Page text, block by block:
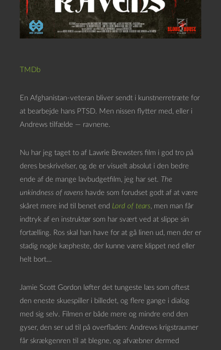
TMDb
En Afghanistan-veteran bliver sendt i kunstnerretræte for
at bearbejde hans PTSD. Men nissen flytter med, eller i
Andrews tilfælde — ravnene.
Nu har jeg taget to af Lawrie Brewsters film i god tro på
deres beskrivelser, og de er visuelt absolut i den bedre
ende af de mange lavbudgetfilm, jeg har set. The
unkindness of ravens havde som forudset godt af at være
skåret mere ind til benet end Lord of tears, men man får
indtryk af en instruktør som har svært ved at slippe sin
fortælling. Ros skal han have for at gå linen ud, men der er
stadig nogle kæpheste, der kunne være klippet ned eller
helt bort…
Jamie Scott Gordon løfter det tungeste læs som oftest
den eneste skuespiller i billedet, og flere gange i dialog
med sig selv. Filmen er både mere og mindre end den
gyser, den ser ud til på overfladen: Andrews krigstraumer
får skrækgenren til at blegne, og afvæbner dermed